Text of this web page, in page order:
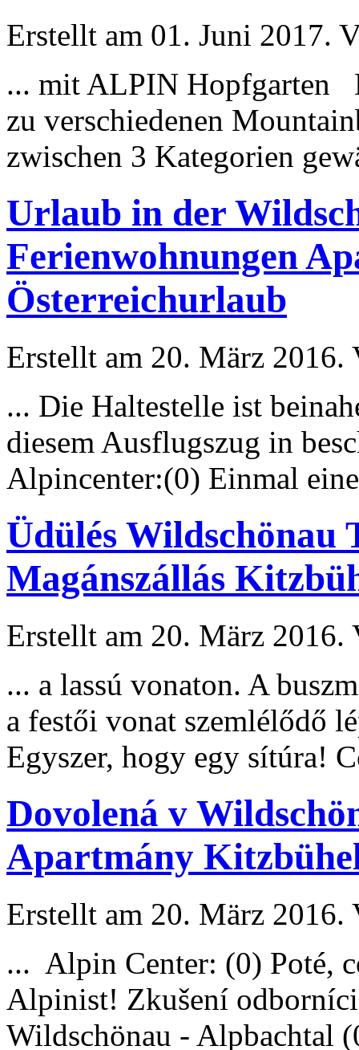
Erstellt am 01. Juni 2017.
... mit ALPIN Hopfgarten
zu verschiedenen
zwischen 3 Kategorien
Urlaub in der
Ferienwohnungen
Österreichurlaub
Erstellt am 20. März
... Die Haltestelle ist
diesem Ausflugszug in
Alpincenter:(0) Einmal
Üdülés
Magánszállás
Erstellt am 20. März
... a lassú vonaton. A
a festői vonat szemlélődő
Egyszer, hogy egy sítúra!
Dovolená v
Apartmány
Erstellt am 20. März
... Alpin Center: (0) Poté,
Alpinist! Zkušení
Wildschönau - Alpbachtal